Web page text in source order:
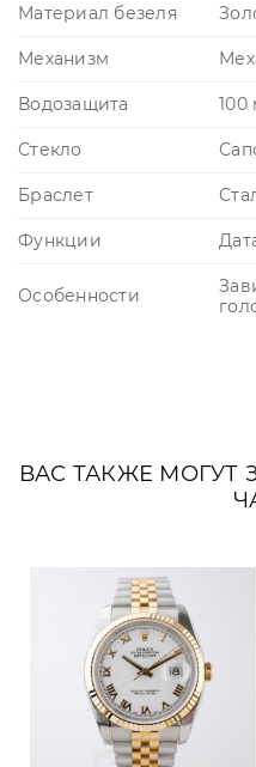
Материал безеля
Механизм
Водозащита 100
Стекло
Браслет
Функции
Особенности
ВАС ТАКЖЕ МОГУТ